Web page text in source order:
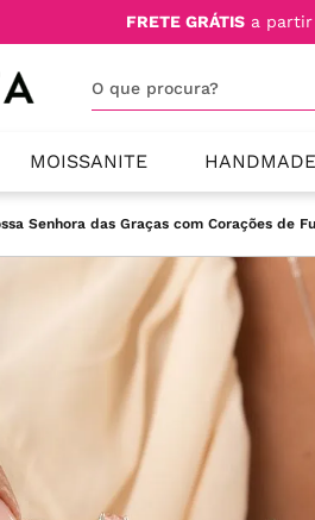
FRETE GRÁTIS a partir
MOISSANITE HANDMADE
Senhora das Graças com Corações de